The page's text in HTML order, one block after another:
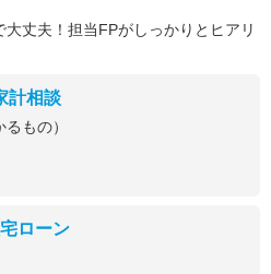
丈夫！担当FPがしっかりとヒアリ
計相談
もの）
ローン